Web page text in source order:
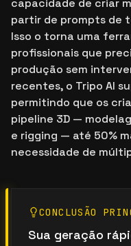
capacidade de criar
partir de prompts de
Isso o torna uma
profissionais que
produção sem
recentes, o Tripo AI
permitindo que os
pipeline 3D —
e rigging — até 50%
necessidade de
CONCLUSÃO
Sua geração